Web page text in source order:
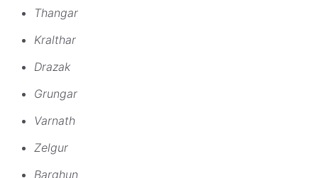
Thangar
Kralthar
Drazak
Grungar
Varnath
Zelgur
Barghun